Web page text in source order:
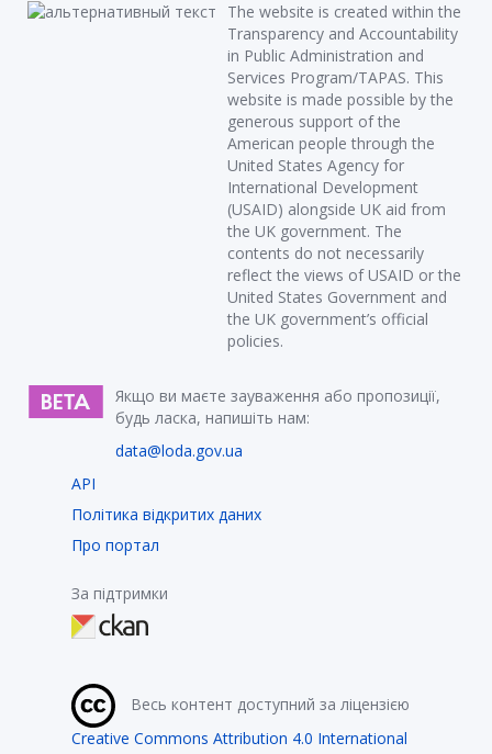
The website is created within the
Transparency and Accountability
in Public Administration and
Services Program/TAPAS. This
website is made possible by the
generous support of the
American people through the
United States Agency for
International Development
(USAID) alongside UK aid from
the UK government. The
contents do not necessarily
reflect the views of USAID or the
United States Government and
the UK government’s official
policies.
Якщо ви маєте зауваження або пропозиції,
будь ласка, напишіть нам:
data@loda.gov.ua
API
Політика відкритих даних
Про портал
За підтримки
Весь контент доступний за ліцензією
Creative Commons Attribution 4.0 International